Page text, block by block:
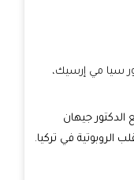
د.كتور سيا مي إرسيك،
الدكتور جيهان
الروبوتية في تركيا.